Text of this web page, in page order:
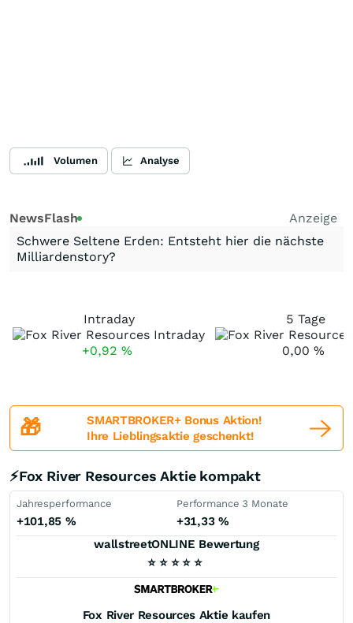
Volumen Analyse
NewsFlash
Anzeige
Schwere Seltene Erden: Entsteht hier die nächste
Milliardenstory?
Intraday
+0,92 %
5 Tage
0,00 %
🎁
SMARTBROKER+ Bonus Aktion!
Ihre Lieblingsaktie geschenkt!
⚡Fox River Resources Aktie kompakt
Jahresperformance
+101,85 %
Performance 3 Monate
+31,33 %
wallstreetONLINE Bewertung
⭐ ⭐ ⭐ ⭐ ⭐
Fox River Resources Aktie kaufen